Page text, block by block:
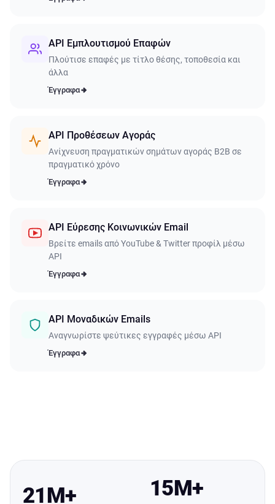
API Εμπλουτισμού Επαφών
Πλούτισε επαφές με τίτλο θέσης, τοποθεσία και
άλλα
Έγγραφα
API Προθέσεων Αγοράς
Ανίχνευση πραγματικών σημάτων αγοράς B2B σε
πραγματικό χρόνο
Έγγραφα
API Εύρεσης Κοινωνικών Email
Βρείτε emails από YouTube & Twitter προφίλ μέσω
API
Έγγραφα
API Μοναδικών Emails
Αναγνωρίστε ψεύτικες εγγραφές μέσω API
Έγγραφα
21M+ 15M+